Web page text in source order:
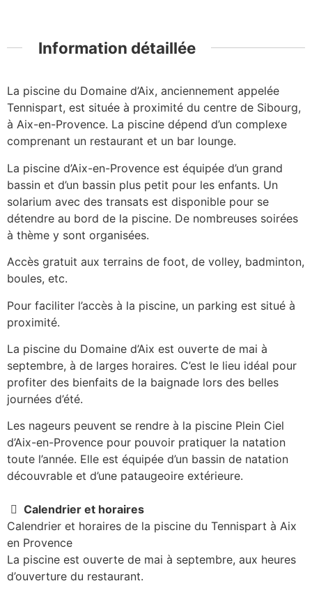
Information détaillée
La piscine du Domaine d’Aix, anciennement appelée
Tennispart, est située à proximité du centre de Sibourg,
à Aix-en-Provence. La piscine dépend d’un complexe
comprenant un restaurant et un bar lounge.
La piscine d’Aix-en-Provence est équipée d’un grand
bassin et d’un bassin plus petit pour les enfants. Un
solarium avec des transats est disponible pour se
détendre au bord de la piscine. De nombreuses soirées
à thème y sont organisées.
Accès gratuit aux terrains de foot, de volley, badminton,
boules, etc.
Pour faciliter l’accès à la piscine, un parking est situé à
proximité.
La piscine du Domaine d’Aix est ouverte de mai à
septembre, à de larges horaires. C’est le lieu idéal pour
profiter des bienfaits de la baignade lors des belles
journées d’été.
Les nageurs peuvent se rendre à la piscine Plein Ciel
d’Aix-en-Provence pour pouvoir pratiquer la natation
toute l’année. Elle est équipée d’un bassin de natation
découvrable et d’une pataugeoire extérieure.
Calendrier et horaires
Calendrier et horaires de la piscine du Tennispart à Aix
en Provence
La piscine est ouverte de mai à septembre, aux heures
d’ouverture du restaurant.